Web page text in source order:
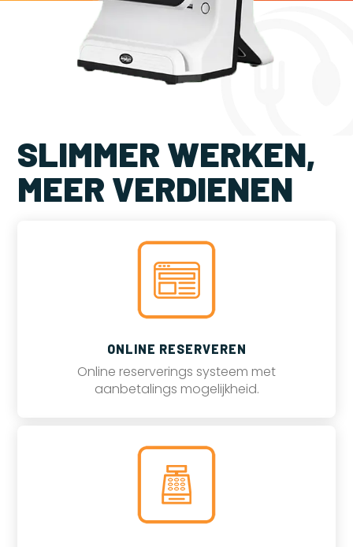
SLIMMER WERKEN,
MEER VERDIENEN
ONLINE RESERVEREN
Online reserverings systeem met
aanbetalings mogelijkheid.